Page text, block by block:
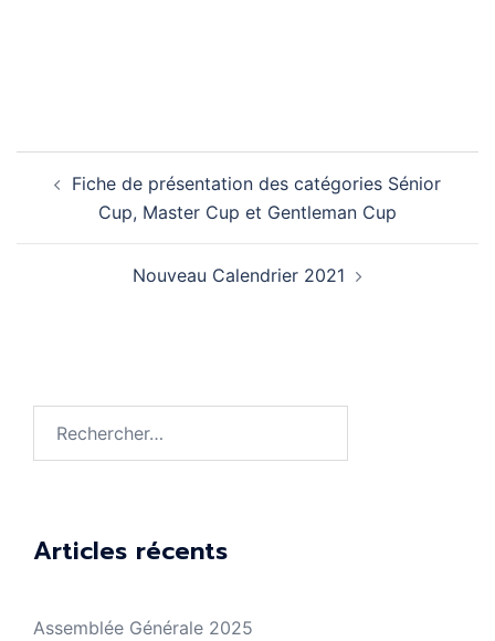
Navigation
d’article
Fiche de présentation des catégories Sénior
Cup, Master Cup et Gentleman Cup
Nouveau Calendrier 2021
Articles récents
Assemblée Générale 2025